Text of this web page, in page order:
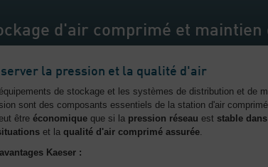
d'air comprimé et maintien
la pression et la qualité d'air
de stockage et les systèmes de distribution et de
sont des composants essentiels de la station d'air
être économique que si la pression réseau est stable
et la qualité d'air comprimé assurée.
Kaeser :